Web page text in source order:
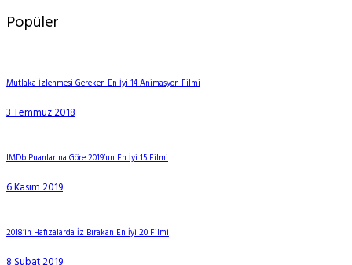
Popüler
Mutlaka İzlenmesi Gereken En İyi 14 Animasyon Filmi
3 Temmuz 2018
IMDb Puanlarına Göre 2019’un En İyi 15 Filmi
6 Kasım 2019
2018’in Hafızalarda İz Bırakan En İyi 20 Filmi